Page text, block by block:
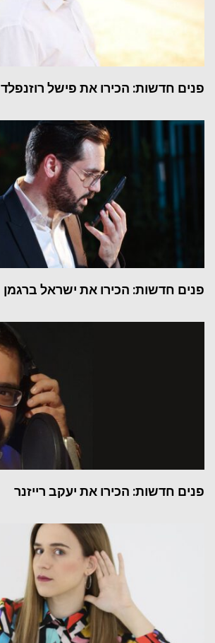
פנים חדשות: הכירו את פישל רוזנפלד
פנים חדשות: הכירו את ישראל ברגמן
פנים חדשות: הכירו את יעקב רייזנר